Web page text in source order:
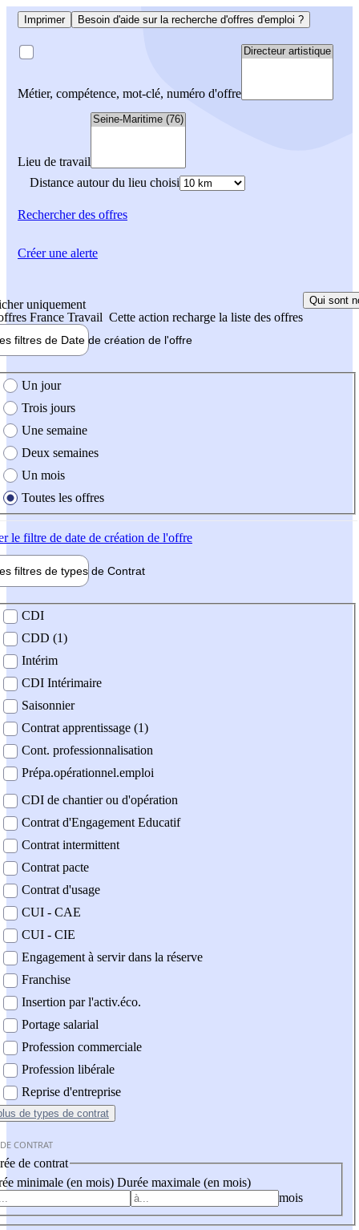
Imprimer Besoin d'aide sur la recherche d'offres d'emploi ?
Métier, compétence, mot-clé, numéro d'offre
Lieu de travail
Distance autour du lieu choisi
Rechercherdes offres
uniquement
France Travail Cette action recharge la liste des offres
Qui sont
filtres de Date de création de l'offre
création de l'offre
Un jour
Trois jours
Une semaine
Deux semaines
Un mois
Toutes les offres
le filtre de date de création de l'offre
filtres de types de Contrat
contrat
CDI
CDD (1)
Intérim
CDI Intérimaire
Saisonnier
Contrat apprentissage (1)
Cont. professionnalisation
Prépa.opérationnel.emploi
CDI de chantier ou d'opération
Contrat d'Engagement Educatif
Contrat intermittent
Contrat pacte
Contrat d'usage
CUI - CAE
CUI - CIE
Engagement à servir dans la réserve
Franchise
Insertion par l'activ.éco.
Portage salarial
Profession commerciale
Profession libérale
Reprise d'entreprise
de types de contrat
CONTRAT
de contrat
minimale (en mois) Durée maximale (en mois)
mois
Créer une alerte